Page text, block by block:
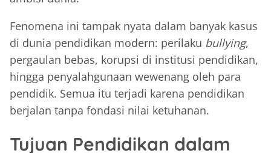
Fenomena ini tampak nyata dalam banyak kasus
di dunia pendidikan modern: perilaku bullying,
pergaulan bebas, korupsi di institusi pendidikan,
hingga penyalahgunaan wewenang oleh para
pendidik. Semua itu terjadi karena pendidikan
berjalan tanpa fondasi nilai ketuhanan.
Tujuan Pendidikan dalam